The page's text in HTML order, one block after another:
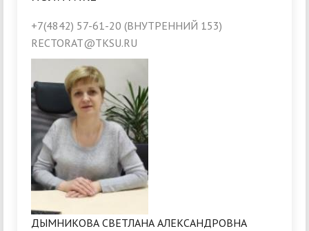
+7(4842) 57-61-20 (ВНУТРЕННИЙ 153)
RECTORAT@TKSU.RU
ДЫМНИКОВА СВЕТЛАНА АЛЕКСАНДРОВНА